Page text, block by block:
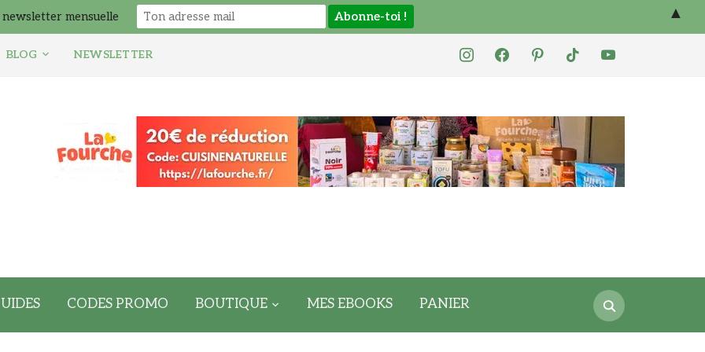
instagramfacebookpinteresttiktok youtube
BLOG NEWSLETTER
Search
for:
CODES PROMO BOUTIQUE MES EBOOKS PANIER
newsletter mensuelle ▲